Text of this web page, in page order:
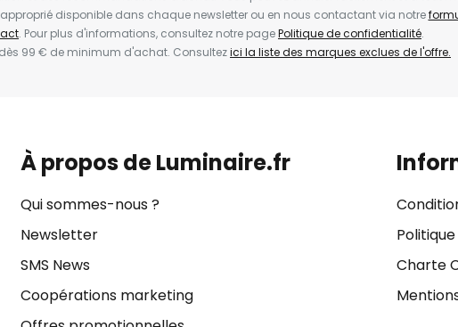
disponible dans chaque newsletter ou en nous contactant via notre
. Pour plus d'informations, consultez notre pagePolitique de confidentialité.
99 € de minimum d'achat. Consultezici la liste des marques exclues de l'offre.
À propos de Luminaire.fr
Qui sommes-nous ?
Newsletter
SMS News
Coopérations marketing
Charte